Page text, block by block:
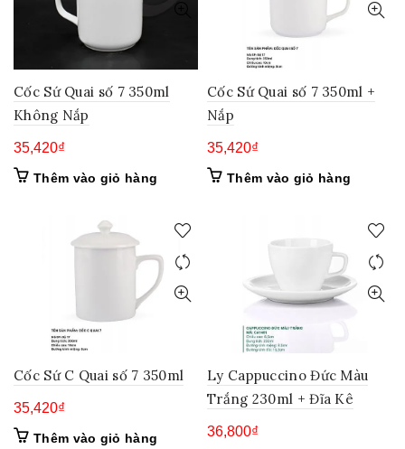
Cốc Sứ Quai số 7 350ml
Không Nắp
35,420₫
Thêm vào giỏ hàng
Cốc Sứ Quai số 7 350ml +
Nắp
35,420₫
Thêm vào giỏ hàng
Cốc Sứ C Quai số 7 350ml
35,420₫
Thêm vào giỏ hàng
Ly Cappuccino Đức Màu
Trắng 230ml + Đĩa Kê
36,800₫